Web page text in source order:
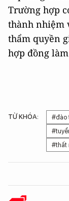
Trường hợp
thành nhiệm
thẩm quyền
hợp đồng
TỪ KHÓA: #đào
#thất